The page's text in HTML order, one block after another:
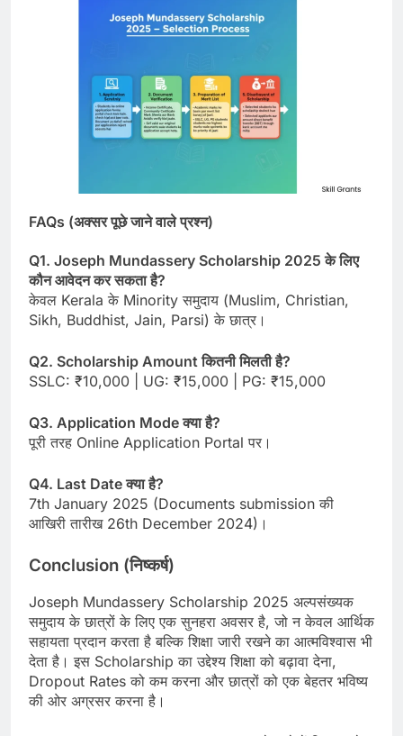
FAQs (अक्सर पूछे जाने वाले प्रश्न)
Q1. Joseph Mundassery Scholarship 2025 के लिए
कौन आवेदन कर सकता है?
केवल Kerala के Minority समुदाय (Muslim, Christian,
Sikh, Buddhist, Jain, Parsi) के छात्र।
Q2. Scholarship Amount कितनी मिलती है?
SSLC: ₹10,000 | UG: ₹15,000 | PG: ₹15,000
Q3. Application Mode क्या है?
पूरी तरह Online Application Portal पर।
Q4. Last Date क्या है?
7th January 2025 (Documents submission की
आखिरी तारीख 26th December 2024)।
Conclusion (निष्कर्ष)
Joseph Mundassery Scholarship 2025 अल्पसंख्यक
समुदाय के छात्रों के लिए एक सुनहरा अवसर है, जो न केवल आर्थिक
सहायता प्रदान करता है बल्कि शिक्षा जारी रखने का आत्मविश्वास भी
देता है। इस Scholarship का उद्देश्य शिक्षा को बढ़ावा देना,
Dropout Rates को कम करना और छात्रों को एक बेहतर भविष्य
की ओर अग्रसर करना है।